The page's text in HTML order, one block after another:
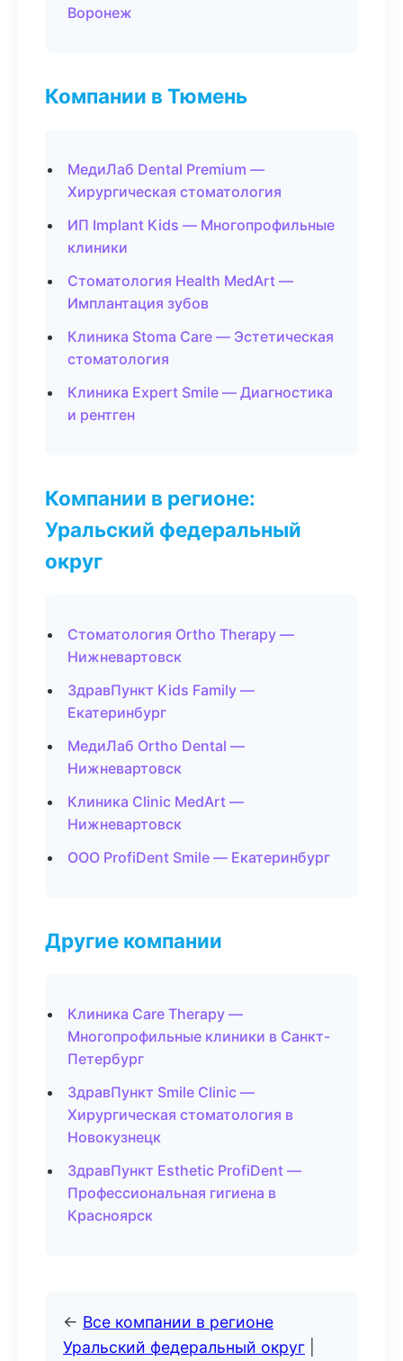
Воронеж
Компании в Тюмень
МедиЛаб Dental Premium —
Хирургическая стоматология
ИП Implant Kids — Многопрофильные
клиники
Стоматология Health MedArt —
Имплантация зубов
Клиника Stoma Care — Эстетическая
стоматология
Клиника Expert Smile — Диагностика
и рентген
Компании в регионе:
Уральский федеральный
округ
Стоматология Ortho Therapy —
Нижневартовск
ЗдравПункт Kids Family —
Екатеринбург
МедиЛаб Ortho Dental —
Нижневартовск
Клиника Clinic MedArt —
Нижневартовск
ООО ProfiDent Smile — Екатеринбург
Другие компании
Клиника Care Therapy —
Многопрофильные клиники в Санкт-
Петербург
ЗдравПункт Smile Clinic —
Хирургическая стоматология в
Новокузнецк
ЗдравПункт Esthetic ProfiDent —
Профессиональная гигиена в
Красноярск
← Все компании в регионе
Уральский федеральный округ